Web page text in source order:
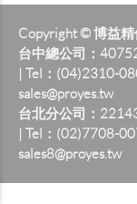
Copyright © 博益
台中總公司：
| Tel：(04)2310-
sales@proyes.tw
台北分公司：
| Tel：(02)7708-
sales8@proyes.tw